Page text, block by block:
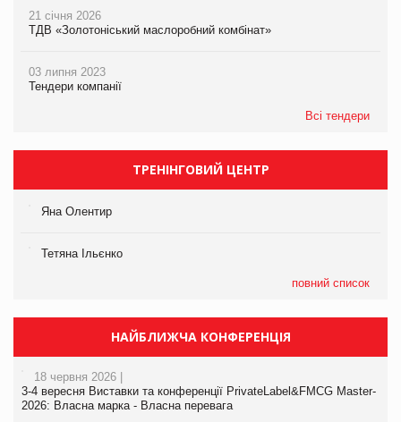
21 січня 2026
ТДВ «Золотоніський маслоробний комбінат»
03 липня 2023
Тендери компанії
Всі тендери
ТРЕНІНГОВИЙ ЦЕНТР
Яна Олентир
Тетяна Ільєнко
повний список
НАЙБЛИЖЧА КОНФЕРЕНЦІЯ
18 червня 2026 |
3-4 вересня Виставки та конференції PrivateLabel&FMCG Master-
2026: Власна марка - Власна перевага